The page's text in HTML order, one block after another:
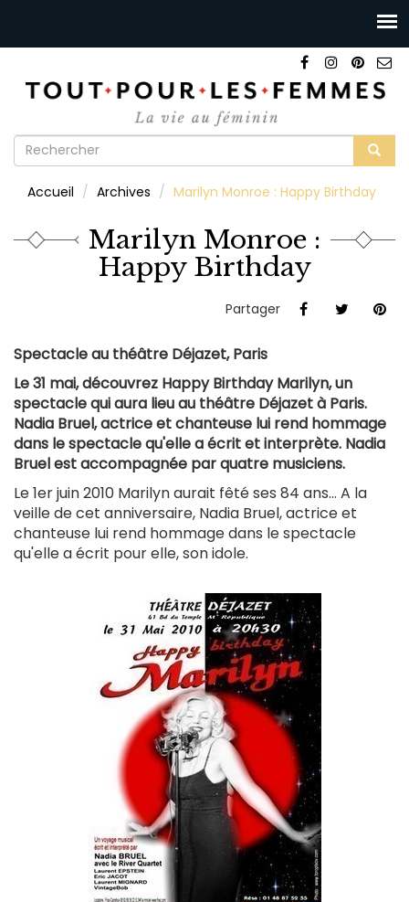
Formulaire
recherche
Accueil Archives Marilyn Monroe : Happy Birthday
Marilyn Monroe :
Happy Birthday
Partager
Spectacle au théâtre Déjazet, Paris
Le 31 mai, découvrez Happy Birthday Marilyn, un
spectacle qui aura lieu au théâtre Déjazet à Paris.
Nadia Bruel, actrice et chanteuse lui rend hommage
dans le spectacle qu'elle a écrit et interprète. Nadia
Bruel est accompagnée par quatre musiciens.
Le 1er juin 2010 Marilyn aurait fêté ses 84 ans... A la
veille de cet anniversaire, Nadia Bruel, actrice et
chanteuse lui rend hommage dans le spectacle
qu'elle a écrit pour elle, son idole.